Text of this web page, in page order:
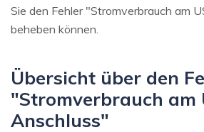
Sie den Fehler "Stromverbrauch am
beheben können.
Übersicht über den
"Stromverbrauch am
Anschluss"